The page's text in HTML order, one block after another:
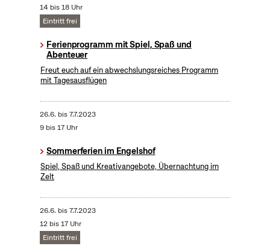
14 bis 18 Uhr
Eintritt frei
Ferienprogramm mit Spiel, Spaß und
Abenteuer
Freut euch auf ein abwechslungsreiches Programm
mit Tagesausflügen
26.6. bis7.7.2023
9 bis 17 Uhr
Sommerferien im Engelshof
Spiel, Spaß und Kreativangebote, Übernachtung im
Zelt
26.6. bis7.7.2023
12 bis 17 Uhr
Eintritt frei